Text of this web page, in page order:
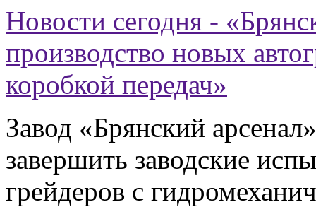
Новости сегодня -
производство новых
коробкой передач»
Завод «Брянский
завершить заводские
грейдеров с